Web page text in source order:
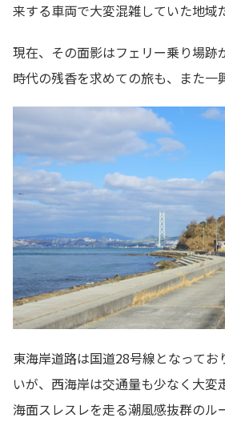
来する車両で大変混雑していた地域
現在、その面影はフェリー乗り場跡
時代の残香を求めての旅も、また一
東海岸道路は国道28号線となってお
いが、西海岸は交通量も少なく大変
海面スレスレを走る潮風感抜群のル